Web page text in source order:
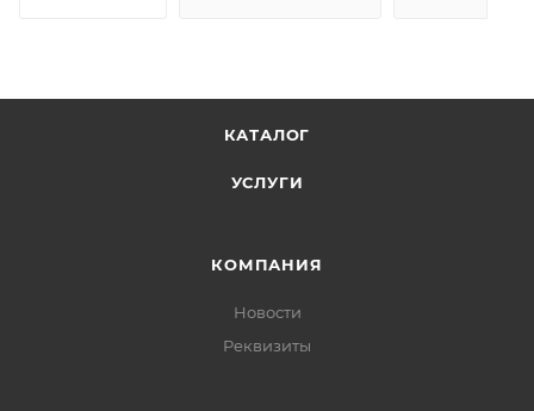
КАТАЛОГ
УСЛУГИ
КОМПАНИЯ
Новости
Реквизиты